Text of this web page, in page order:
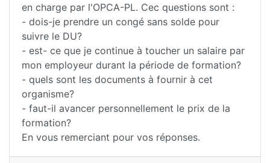
en charge par l'OPCA-PL. Cec questions sont :
- dois-je prendre un congé sans solde pour
suivre le DU?
- est- ce que je continue à toucher un salaire par
mon employeur durant la période de formation?
- quels sont les documents à fournir à cet
organisme?
- faut-il avancer personnellement le prix de la
formation?
En vous remerciant pour vos réponses.